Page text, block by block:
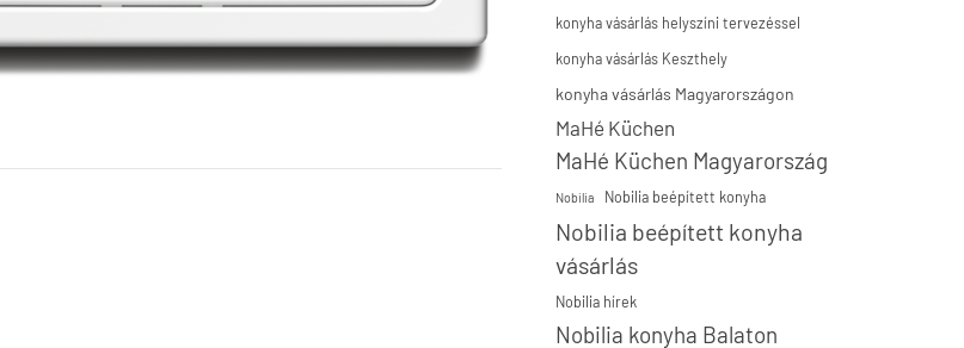
konyha vásárlás helyszíni tervezéssel
konyha vásárlás Keszthely
konyha vásárlás Magyarországon
MaHé Küchen
MaHé Küchen Magyarország
Nobilia Nobilia beépített konyha
Nobilia beépített konyha
vásárlás
Nobilia hírek
Nobilia konyha Balaton